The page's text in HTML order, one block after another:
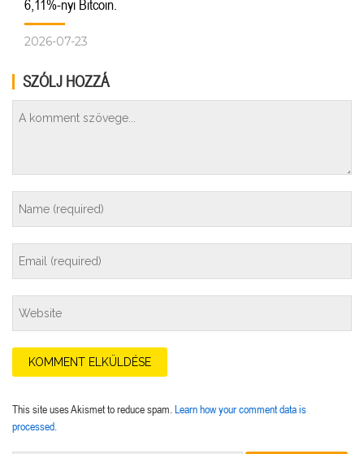
6,11%-nyi Bitcoin.
2026-07-23
SZÓLJ HOZZÁ
This site uses Akismet to reduce spam. Learn how your comment data is
processed.